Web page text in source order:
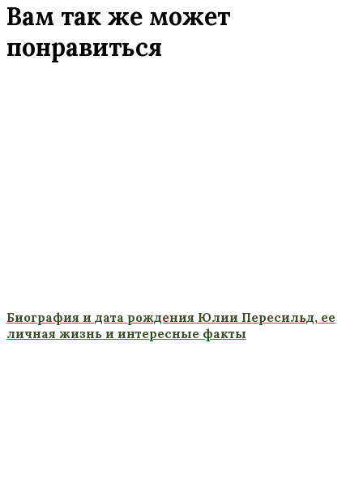
Вам так же может
понравиться
Биография и дата рождения Юлии Пересильд, ее
личная жизнь и интересные факты